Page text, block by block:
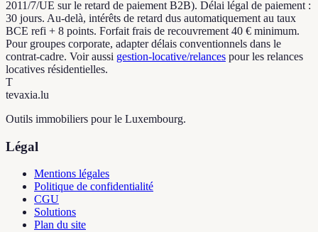
2011/7/UE sur le retard de paiement B2B). Délai légal de paiement :
30 jours. Au-delà, intérêts de retard dus automatiquement au taux
BCE refi + 8 points. Forfait frais de recouvrement 40 € minimum.
Pour groupes corporate, adapter délais conventionnels dans le
contrat-cadre. Voir aussi gestion-locative/relances pour les relances
locatives résidentielles.
T
tevaxia.lu
Outils immobiliers pour le Luxembourg.
Légal
Mentions légales
Politique de confidentialité
CGU
Solutions
Plan du site